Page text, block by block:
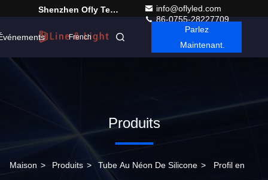
Shenzhen Ofly Technology Co.,Limited
info@oflyled.com
86-0755-28227709
French
Parlez
Maintenant.
Produits
Maison > Produits > Tube Au Néon De Silicone > Profil en